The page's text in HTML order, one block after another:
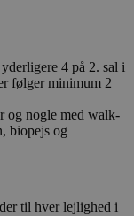
4 på 2. sal i
følger minimum 2
og nogle med walk-
biopejs og
til hver lejlighed i